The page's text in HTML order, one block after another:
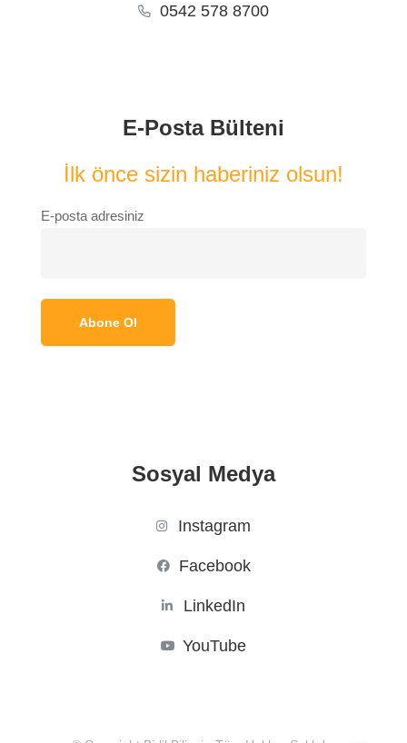
0542 578 8700
E-Posta Bülteni
İlk önce sizin haberiniz olsun!
E-posta adresiniz
Sosyal Medya
Instagram
Facebook
LinkedIn
YouTube